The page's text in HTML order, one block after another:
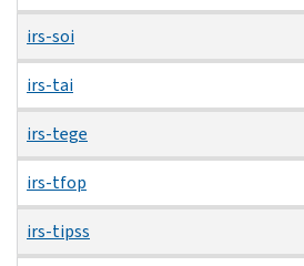
irs-soi
irs-tai
irs-tege
irs-tfop
irs-tipss